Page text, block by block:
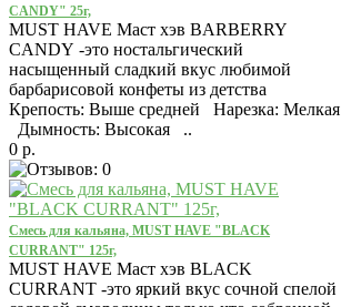
CANDY" 25г,
MUST HAVE Маст хэв BARBERRY
CANDY -это ностальгический
насыщенный сладкий вкус любимой
барбарисовой конфеты из детства
Крепость: Выше средней Нарезка: Мелкая
Дымность: Высокая ..
0 р.
Смесь для кальяна, MUST HAVE "BLACK
CURRANT" 125г,
MUST HAVE Маст хэв BLACK
CURRANT -это яркий вкус cочной спелой